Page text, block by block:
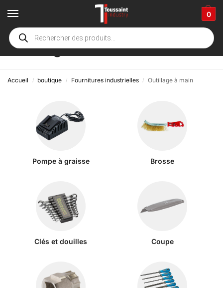
0
Outillage à main
Accueil / boutique / Fournitures industrielles / Outillage à main
Pompe à graisse Brosse
Clés et douilles Coupe